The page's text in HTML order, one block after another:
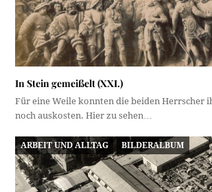
In Stein gemeißelt (XXI.)
Für eine Weile konnten die beiden Herrscher
noch auskosten. Hier zu sehen…
ARBEIT UND ALLTAG BILDERALBUM